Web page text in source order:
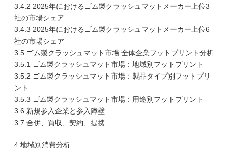
3.4.2 2025年におけるゴム製クラッシュマットメーカー上位3
社の市場シェア
3.4.3 2025年におけるゴム製クラッシュマットメーカー上位6
社の市場シェア
3.5 ゴム製クラッシュマット市場:全体企業フットプリント分析
3.5.1 ゴム製クラッシュマット市場：地域別フットプリント
3.5.2 ゴム製クラッシュマット市場：製品タイプ別フットプリ
ント
3.5.3 ゴム製クラッシュマット市場：用途別フットプリント
3.6 新規参入企業と参入障壁
3.7 合併、買収、契約、提携
4 地域別消費分析